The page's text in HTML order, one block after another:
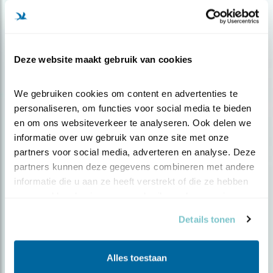
Deze website maakt gebruik van cookies
We gebruiken cookies om content en advertenties te
personaliseren, om functies voor social media te bieden
en om ons websiteverkeer te analyseren. Ook delen we
informatie over uw gebruik van onze site met onze
partners voor social media, adverteren en analyse. Deze
partners kunnen deze gegevens combineren met andere
informatie die u aan ze heeft verstrekt of die ze hebben
Details tonen
Alles toestaan
Verdieping
Wat spoken ‘onze’ vogels uit in de
Sahel..